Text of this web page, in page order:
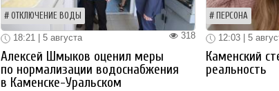
ОТКЛЮЧЕНИЕ ВОДЫ
318
18:21 | 5 августа
Алексей Шмыков оценил меры
по нормализации водоснабжения
в Каменске-Уральском
ПЕРСОНА
12:03 | 5
Каменский
реальность